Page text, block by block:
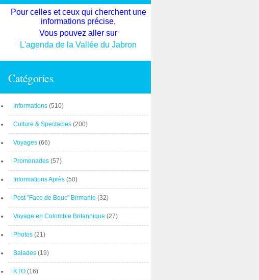
Pour celles et ceux qui cherchent une
informations précise,
Vous pouvez aller sur
L'agenda de la Vallée du Jabron
Catégories
Informations (510)
Culture & Spectacles (200)
Voyages (66)
Promenades (57)
Informations Après (50)
Post "Face de Bouc" Birmanie (32)
Voyage en Colombie Britannique (27)
Photos (21)
Balades (19)
KTO (16)